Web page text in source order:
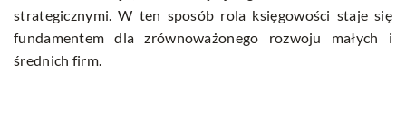
strategicznymi. W ten sposób rola księgowości staje się
fundamentem dla zrównoważonego rozwoju małych i
średnich firm.